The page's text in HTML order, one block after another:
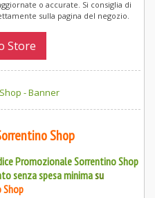
o accurate. Si consiglia di
sulla pagina del negozio.
Store
Shop
Promozionale Sorrentino Shop
senza spesa minimasu